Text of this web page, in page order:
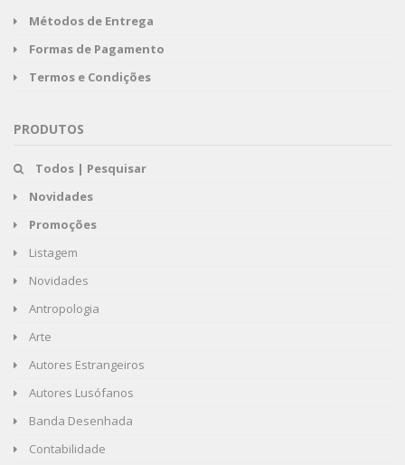
Métodos de Entrega
Formas de Pagamento
Termos e Condições
PRODUTOS
Todos | Pesquisar
Novidades
Promoções
Listagem
Novidades
Antropologia
Arte
Autores Estrangeiros
Autores Lusófanos
Banda Desenhada
Contabilidade